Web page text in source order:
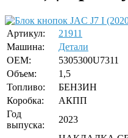
Артикул:
21911
Машина:
Детали
OEM:
5305300U7311
Объем:
1,5
Топливо:
БЕНЗИН
Коробка:
АКПП
Год
выпуска:
2023